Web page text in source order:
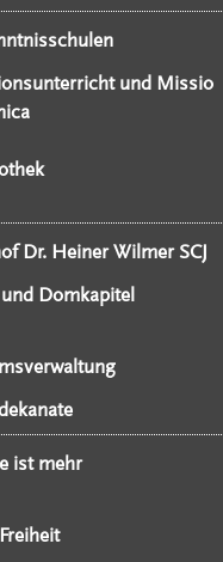
und Missio
Dr. Heiner Wilmer SCJ
Domkapitel
ist mehr